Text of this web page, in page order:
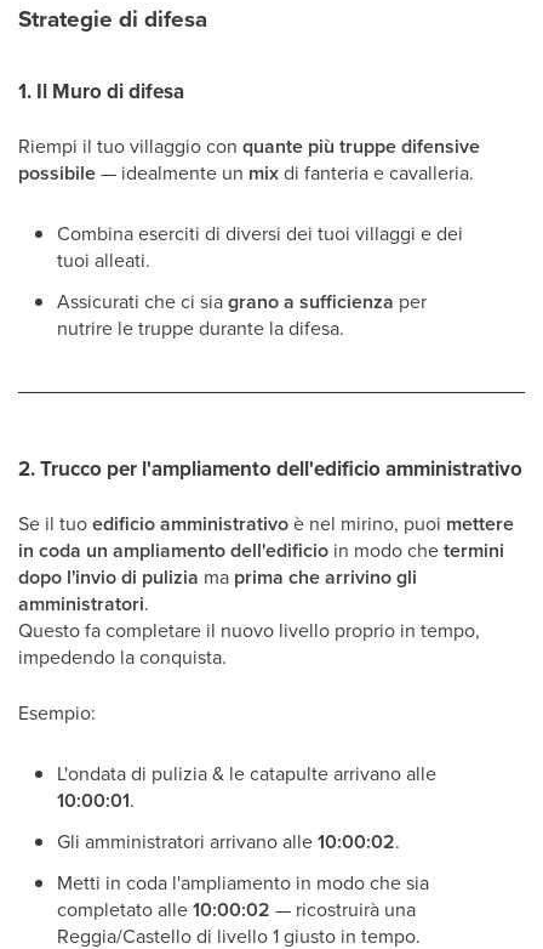
Strategie di difesa
1. Il Muro di difesa
Riempi il tuo villaggio con quante più truppe difensive
possibile— idealmente un mixdi fanteria e cavalleria.
Combina eserciti di diversi dei tuoi villaggi e dei
tuoi alleati.
Assicurati che ci siagrano a sufficienza per
nutrire le truppe durante la difesa.
2.Trucco per l'ampliamento dell'edificio amministrativo
Se il tuoedificio amministrativoè nel mirino, puoi mettere
in coda un ampliamento dell'edificio in modo chetermini
dopo l'invio di pulizia ma prima che arrivino gli
amministratori.
Questo fa completare il nuovo livello proprio in tempo,
impedendo la conquista.
Esempio:
L'ondata di pulizia & le catapulte arrivano alle
10:00:01.
Gli amministratori arrivano alle10:00:02.
Metti in coda l'ampliamento in modo che sia
completato alle10:00:02 — ricostruirà una
Reggia/Castello di livello 1 giusto in tempo.